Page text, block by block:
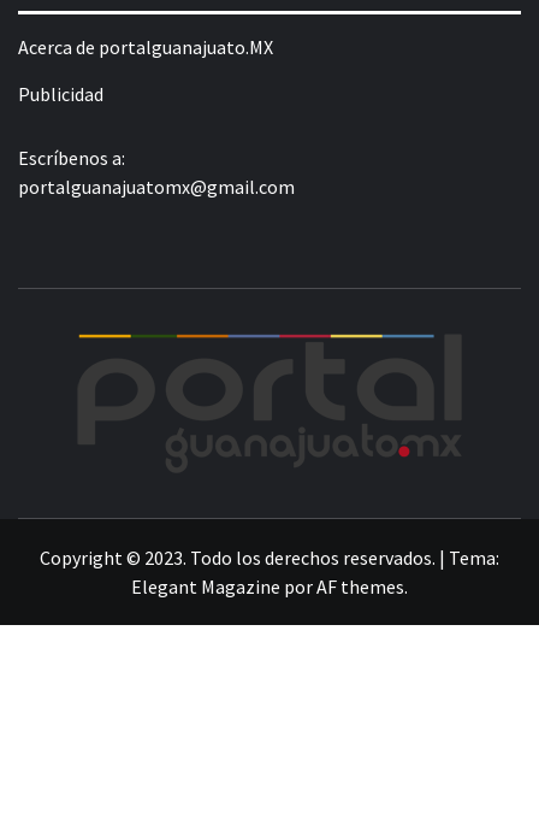
Acerca de portalguanajuato.MX
Publicidad
Escríbenos a:
portalguanajuatomx@gmail.com
Copyright © 2023. Todo los derechos reservados. | Tema:
Elegant Magazine porAF themes.